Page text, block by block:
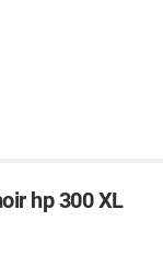
hp 300 XL